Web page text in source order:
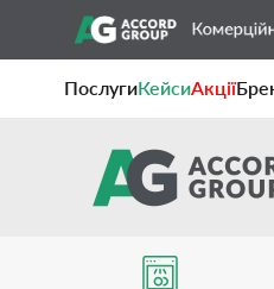
ПослугиКейсиАкції